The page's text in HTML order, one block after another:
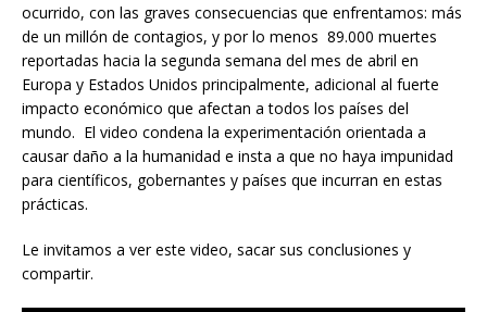
ocurrido, con las graves consecuencias que enfrentamos: más
de un millón de contagios, y por lo menos 89.000 muertes
reportadas hacia la segunda semana del mes de abril en
Europa y Estados Unidos principalmente, adicional al fuerte
impacto económico que afectan a todos los países del
mundo. El video condena la experimentación orientada a
causar daño a la humanidad e insta a que no haya impunidad
para científicos, gobernantes y países que incurran en estas
prácticas.
Le invitamos a ver este video, sacar sus conclusiones y
compartir.